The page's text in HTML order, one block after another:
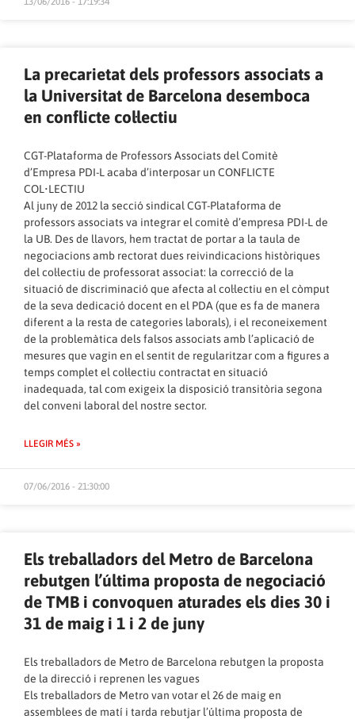
La precarietat dels professors associats a
la Universitat de Barcelona desemboca
en conflicte col·lectiu
CGT-Plataforma de Professors Associats del Comitè
d’Empresa PDI-L acaba d’interposar un CONFLICTE
COL•LECTIU
Al juny de 2012 la secció sindical CGT-Plataforma de
professors associats va integrar el comitè d’empresa PDI-L de
la UB. Des de llavors, hem tractat de portar a la taula de
negociacions amb rectorat dues reivindicacions històriques
del col·lectiu de professorat associat: la correcció de la
situació de discriminació que afecta al col·lectiu en el còmput
de la seva dedicació docent en el PDA (que es fa de manera
diferent a la resta de categories laborals), i el reconeixement
de la problemàtica dels falsos associats amb l’aplicació de
mesures que vagin en el sentit de regularitzar com a figures a
temps complet el col·lectiu contractat en situació
inadequada, tal com exigeix la disposició transitòria segona
del conveni laboral del nostre sector.
LLEGIR MÉS »
07/06/2016 - 21:30:00
Els treballadors del Metro de Barcelona
rebutgen l’última proposta de negociació
de TMB i convoquen aturades els dies 30 i
31 de maig i 1 i 2 de juny
Els treballadors de Metro de Barcelona rebutgen la proposta
de la direcció i reprenen les vagues
Els treballadors de Metro van votar el 26 de maig en
assemblees de matí i tarda rebutjar l’última proposta de